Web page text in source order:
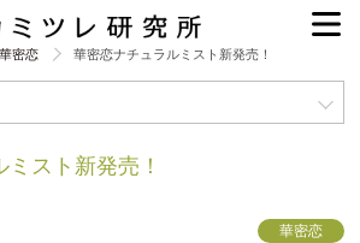
華密恋 華密恋ナチュラルミスト新発売！
スト新発売！
華密恋